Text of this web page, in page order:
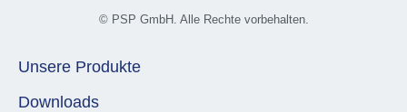
© PSP GmbH. Alle Rechte vorbehalten.
Unsere Produkte
Downloads